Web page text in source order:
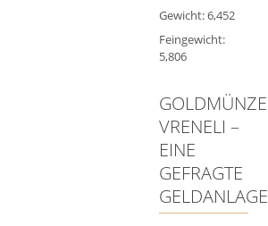
Gewicht: 6,452
Feingewicht:
5,806
GOLDMÜNZE
VRENELI –
EINE
GEFRAGTE
GELDANLAGE